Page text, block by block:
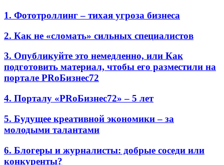
1. Фототроллинг – тихая угроза бизнеса
2. Как не «сломать» сильных специалистов
3. Опубликуйте это немедленно, или Как
подготовить материал, чтобы его разместили на
портале PRоБизнес72
4. Порталу «PRоБизнес72» – 5 лет
5. Будущее креативной экономики – за
молодыми талантами
6. Блогеры и журналисты: добрые соседи или
конкуренты?